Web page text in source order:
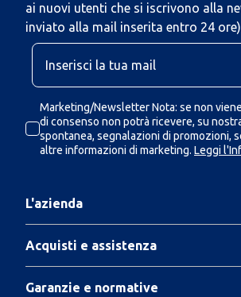
ai nuovi utenti che si iscrivono alla
inviato alla mail inserita entro 24
Marketing/Newsletter Nota: se non
di consenso non potrà ricevere, su
spontanea, segnalazioni di promozioni,
altre informazioni di marketing. Leggi
L'azienda
Acquisti e assistenza
Garanzie e normative